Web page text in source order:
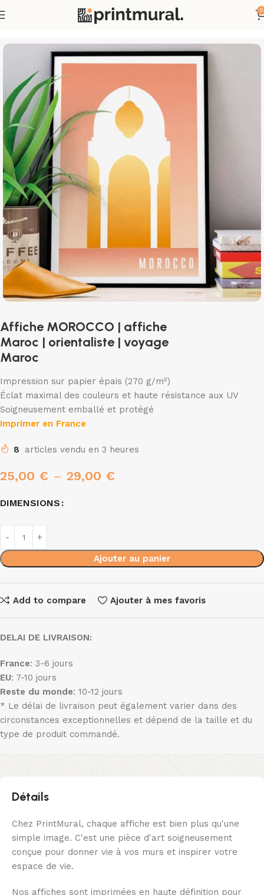
0
Affiches Pays et Villes
Affiche MOROCCO | affiche
Maroc | orientaliste | voyage
Maroc
Impression sur papier épais (270 g/m²)
Éclat maximal des couleurs et haute résistance aux UV
Soigneusement emballé et protégé
Imprimer en France
8 articles vendu en 3 heures
25,00 € – 29,00 €
DIMENSIONS
Ajouter au panier
Add to compare Ajouter à mes favoris
DELAI DE LIVRAISON:
France: 3-6 jours
EU: 7-10 jours
Reste du monde: 10-12 jours
* Le délai de livraison peut également varier dans des
circonstances exceptionnelles et dépend de la taille et du
type de produit commandé.
Détails
Chez PrintMural, chaque affiche est bien plus qu'une
simple image. C'est une pièce d'art soigneusement
conçue pour donner vie à vos murs et inspirer votre
espace de vie.
Nos affiches sont imprimées en haute définition pour